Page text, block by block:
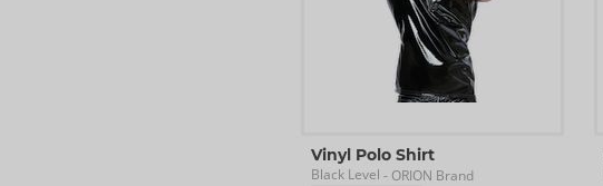
Vinyl Polo Shirt
Black Level - ORION Brand